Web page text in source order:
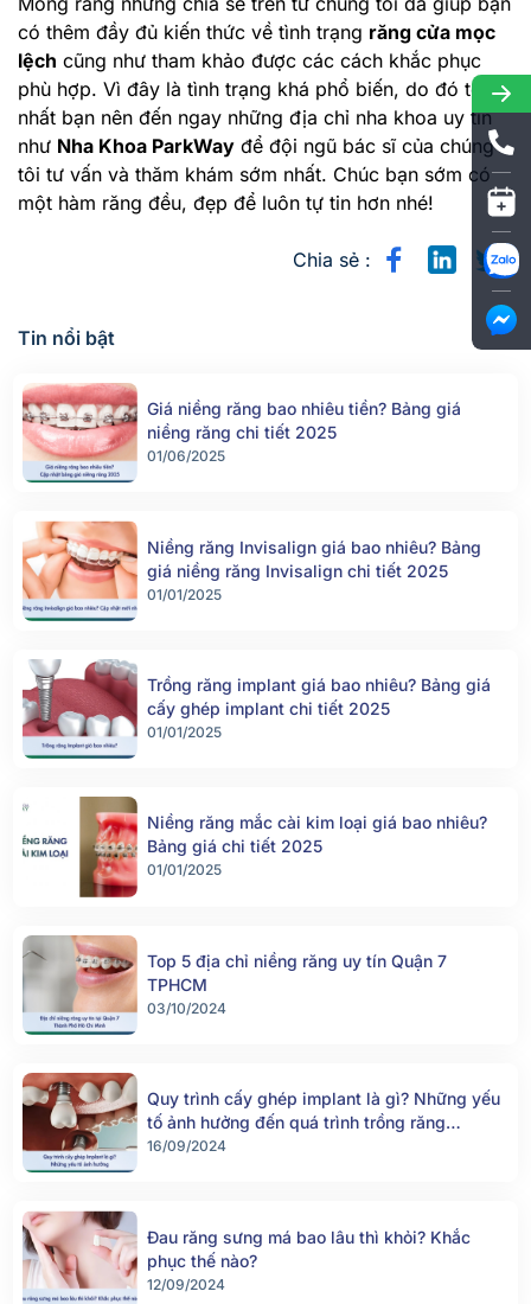
có thêm đầy đủ kiến thức về tình trạng răng cửa mọc
lệch cũng như tham khảo được các cách khắc phục
phù hợp. Vì đây là tình trạng khá phổ biến, do đó tốt
nhất bạn nên đến ngay những địa chỉ nha khoa uy tín
như Nha Khoa ParkWay để đội ngũ bác sĩ của chúng
tôi tư vấn và thăm khám sớm nhất. Chúc bạn sớm có
một hàm răng đều, đẹp để luôn tự tin hơn nhé!
Chia sẻ :
Tin nổi bật
Giá niềng răng bao nhiêu tiền? Bảng giá
niềng răng chi tiết 2025
01/06/2025
Niềng răng Invisalign giá bao nhiêu? Bảng
giá niềng răng Invisalign chi tiết 2025
01/01/2025
Trồng răng implant giá bao nhiêu? Bảng giá
cấy ghép implant chi tiết 2025
01/01/2025
Niềng răng mắc cài kim loại giá bao nhiêu?
Bảng giá chi tiết 2025
01/01/2025
Top 5 địa chỉ niềng răng uy tín Quận 7
TPHCM
03/10/2024
Quy trình cấy ghép implant là gì? Những yếu
tố ảnh hưởng đến quá trình trồng răng
implant
16/09/2024
Đau răng sưng má bao lâu thì khỏi? Khắc
phục thế nào?
12/09/2024